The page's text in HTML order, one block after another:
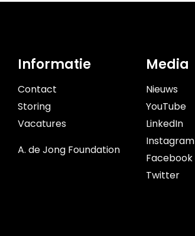
Informatie
Contact
Storing
Vacatures
A. de Jong Foundation
Media
Nieuws
YouTube
LinkedIn
Instagram
Facebook
Twitter